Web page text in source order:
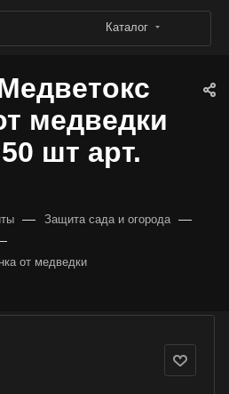
Каталог
медведки
шт арт.
— Защита сада и огорода —
от медведки